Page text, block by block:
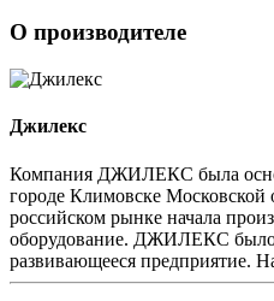
О производителе
Джилекс
Компания ДЖИЛЕКС была
городе Климовске Московской
российском рынке начала
оборудование. ДЖИЛЕКС было
развивающееся предприятие.